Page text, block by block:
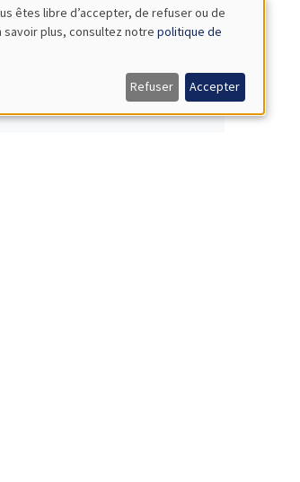
êtes libre d’accepter, de refuser ou de
savoir plus, consultez notre politique de
Refuser Accepter